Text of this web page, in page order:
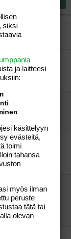
vapaa
näin?
vapaa
siksi
ja laitteesi
käsittelyyn
evästeitä,
toimi
tahansa
myös ilman
peruste
tätä tai
olevan